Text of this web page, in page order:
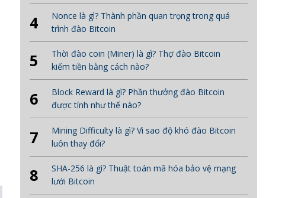
4
Nonce là gì? Thành phần quan trọng trong quá
trình đào Bitcoin
5
Thời đào coin (Miner) là gì? Thợ đào Bitcoin
kiếm tiền bằng cách nào?
6
Block Reward là gì? Phần thưởng đào Bitcoin
được tính như thế nào?
7
Mining Difficulty là gì? Vì sao độ khó đào Bitcoin
luôn thay đổi?
8
SHA-256 là gì? Thuật toán mã hóa bảo vệ mạng
lưới Bitcoin